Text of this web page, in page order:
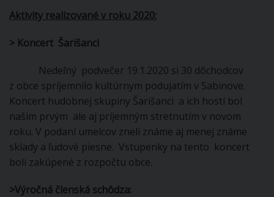
Aktivity realizované v roku 2020:
> Koncert Šarišanci
Nedeľný podvečer 19.1.2020 si 30 dôchodcov
z obce spríjemnilo kultúrnym podujatím v Sabinove.
Koncert hudobnej skupiny Šarišanci a ich hostí bol
našim prvým ale aj príjemným stretnutím v novom
roku. V podaní umelcov zneli známe aj menej známe
sklady a ľudové piesne. Vstupenky na tento koncert
boli zakúpené z rozpočtu obce.
>Výročná členská schôdza: